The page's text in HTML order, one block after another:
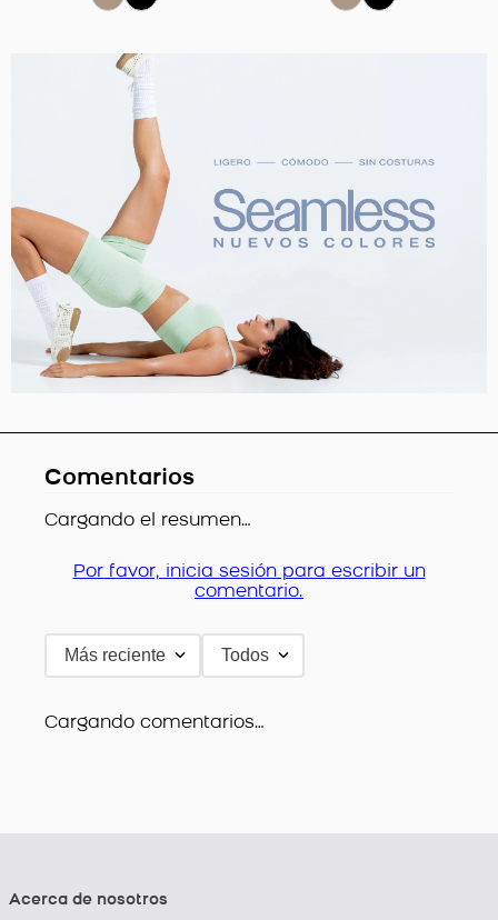
Comentarios
Cargando el resumen…
Por favor, inicia sesión para escribir un
comentario.
Más reciente Todos
Cargando comentarios…
Acerca de nosotros